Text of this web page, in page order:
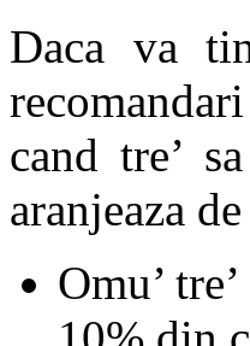
Daca va
cand tre’
aranjeaza
Omu’